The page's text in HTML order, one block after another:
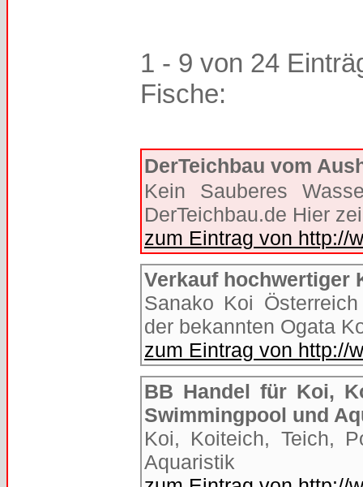
1 - 9 von 24
Fische:
DerTeichbau vom
Kein Sauberes
DerTeichbau.de Hier
zum Eintrag von http://
Verkauf hochwertiger
Sanako Koi
der bekannten Ogata
zum Eintrag von http://
BB Handel für Koi,
Swimmingpool und
Koi, Koiteich, Teich,
Aquaristik